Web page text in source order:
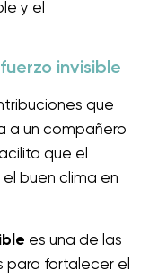
y el
invisible
que
a un compañero
que el
buen clima en
es una de las
para fortalecer el